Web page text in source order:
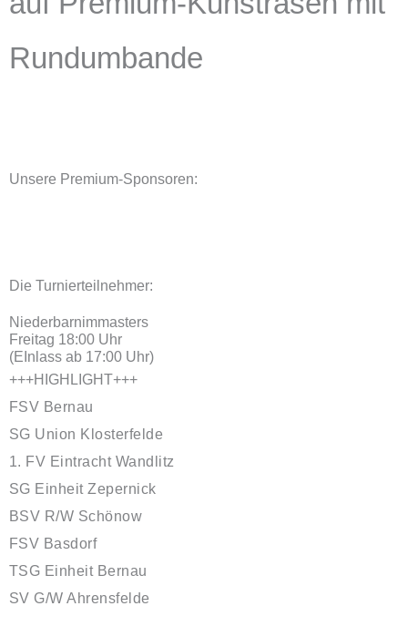
Rundumbande
Unsere Premium-Sponsoren:
Die Turnierteilnehmer:
Niederbarnimmasters
Freitag 18:00 Uhr
(EInlass ab 17:00 Uhr)
+++HIGHLIGHT+++
FSV Bernau
SG Union Klosterfelde
1. FV Eintracht Wandlitz
SG Einheit Zepernick
BSV R/W Schönow
FSV Basdorf
TSG Einheit Bernau
SV G/W Ahrensfelde